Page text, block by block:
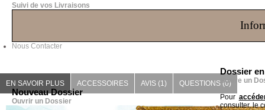
Suivi de vos Livraisons
Nous Contacter
Nouveau Dossier
Ouvrir un Dossier
Dossier
Suivre un
Pour
consulter, le
EN SAVOIR PLUS ACCESSOIRES AVIS (1) QUESTIONS (0)